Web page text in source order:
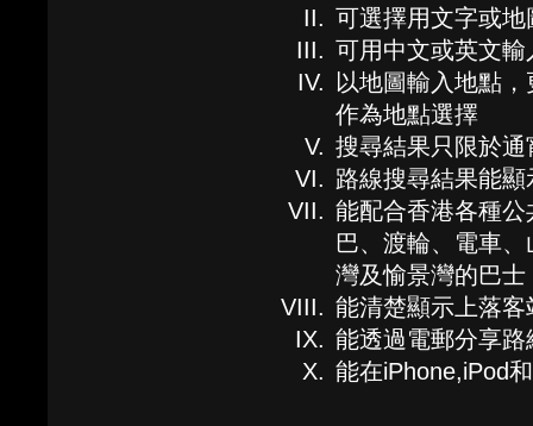
可選擇用文字或
可用中文或英文輸
以地圖輸入地點
作為地點選擇
搜尋結果只限於通
路線搜尋結果能
能配合香港各種
巴、渡輪、電車
灣及愉景灣的巴士
能清楚顯示上落
能透過電郵分享
能在iPhone,iPod